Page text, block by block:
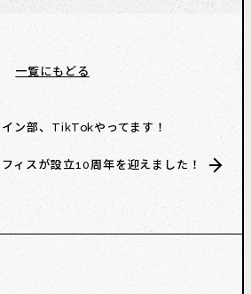
一覧にもどる
ン部、TikTokやってます！
ィスが設立10周年を迎えました！